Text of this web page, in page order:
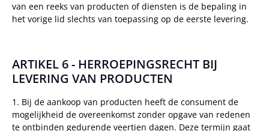
van een reeks van producten of diensten is de bepaling in
het vorige lid slechts van toepassing op de eerste levering.
ARTIKEL 6 - HERROEPINGSRECHT BIJ
LEVERING VAN PRODUCTEN
1. Bij de aankoop van producten heeft de consument de
mogelijkheid de overeenkomst zonder opgave van redenen
te ontbinden gedurende veertien dagen. Deze termijn gaat